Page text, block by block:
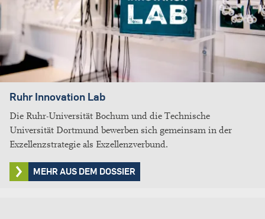
Ruhr Innovation Lab
Die Ruhr-Universität Bochum und die Technische
Universität Dortmund bewerben sich gemeinsam in der
Exzellenzstrategie als Exzellenzverbund.
MEHR AUS DEM DOSSIER